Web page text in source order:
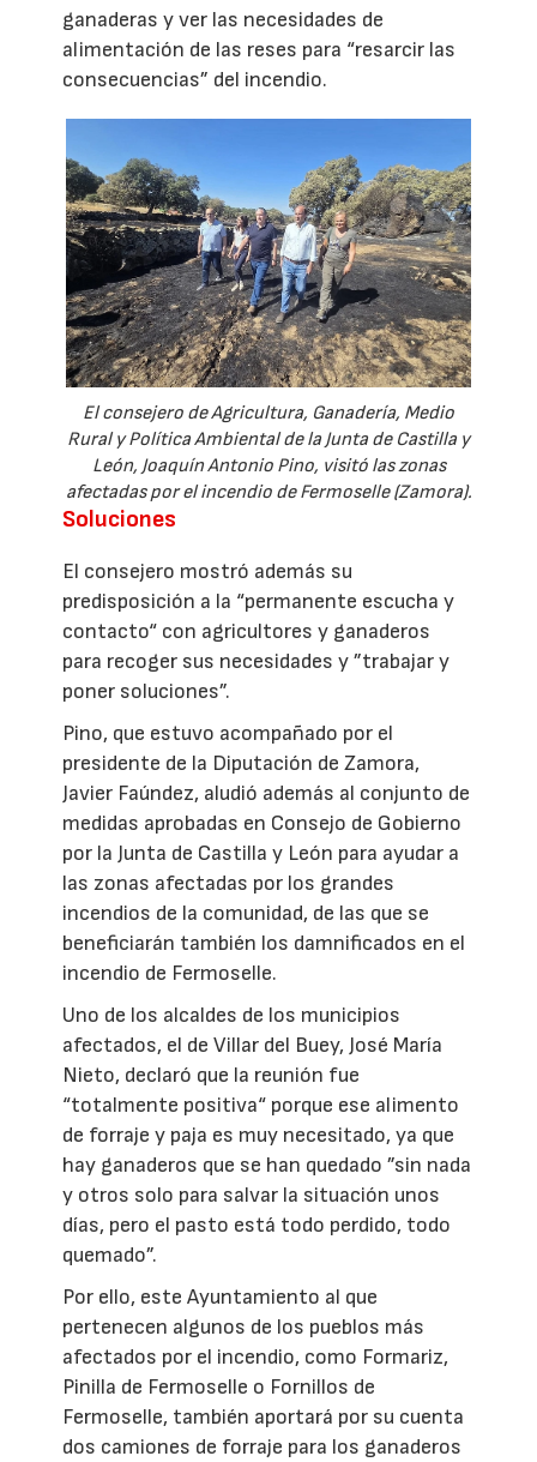
ganaderas y ver las necesidades de
alimentación de las reses para “resarcir las
consecuencias” del incendio.
El consejero de Agricultura, Ganadería, Medio
Rural y Política Ambiental de la Junta de Castilla y
León, Joaquín Antonio Pino, visitó las zonas
afectadas por el incendio de Fermoselle (Zamora).
Soluciones
El consejero mostró además su
predisposición a la “permanente escucha y
contacto“ con agricultores y ganaderos
para recoger sus necesidades y ”trabajar y
poner soluciones”.
Pino, que estuvo acompañado por el
presidente de la Diputación de Zamora,
Javier Faúndez, aludió además al conjunto de
medidas aprobadas en Consejo de Gobierno
por la Junta de Castilla y León para ayudar a
las zonas afectadas por los grandes
incendios de la comunidad, de las que se
beneficiarán también los damnificados en el
incendio de Fermoselle.
Uno de los alcaldes de los municipios
afectados, el de Villar del Buey, José María
Nieto, declaró que la reunión fue
“totalmente positiva“ porque ese alimento
de forraje y paja es muy necesitado, ya que
hay ganaderos que se han quedado ”sin nada
y otros solo para salvar la situación unos
días, pero el pasto está todo perdido, todo
quemado”.
Por ello, este Ayuntamiento al que
pertenecen algunos de los pueblos más
afectados por el incendio, como Formariz,
Pinilla de Fermoselle o Fornillos de
Fermoselle, también aportará por su cuenta
dos camiones de forraje para los ganaderos